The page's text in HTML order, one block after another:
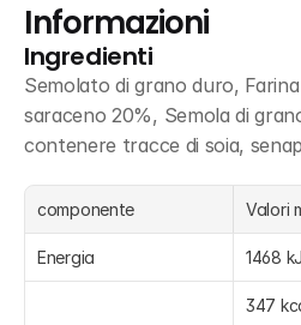
Informazioni
Ingredienti
Semolato di grano duro,
saraceno 20%, Semola di
contenere tracce di soia,
componente Valori
Energia 1468 kJ
347